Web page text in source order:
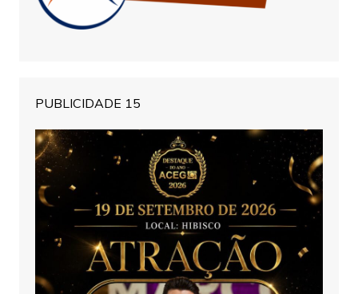
PUBLICIDADE 15